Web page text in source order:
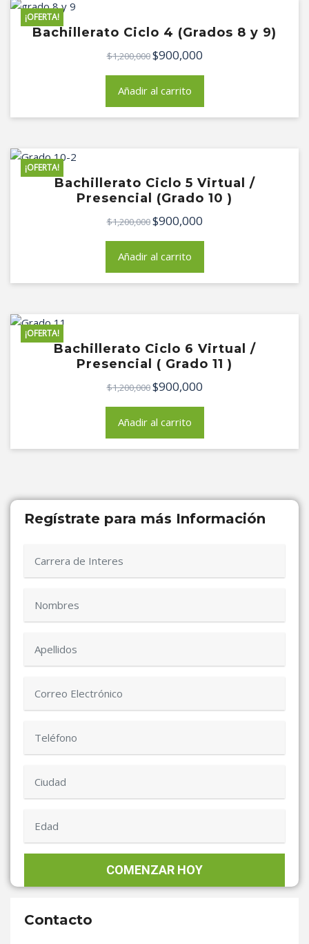
¡OFERTA!
Bachillerato Ciclo 4 (Grados 8 y 9)
$1,200,000El
original
era:
$900,000El
es:
Añadir al carrito
¡OFERTA!
Bachillerato Ciclo 5 Virtual /
Presencial (Grado 10 )
$1,200,000El
original
era:
$900,000El
es:
Añadir al carrito
¡OFERTA!
Bachillerato Ciclo 6 Virtual /
Presencial ( Grado 11 )
$1,200,000El
original
era:
$900,000El
es:
Añadir al carrito
Regístrate para más Información
Contacto